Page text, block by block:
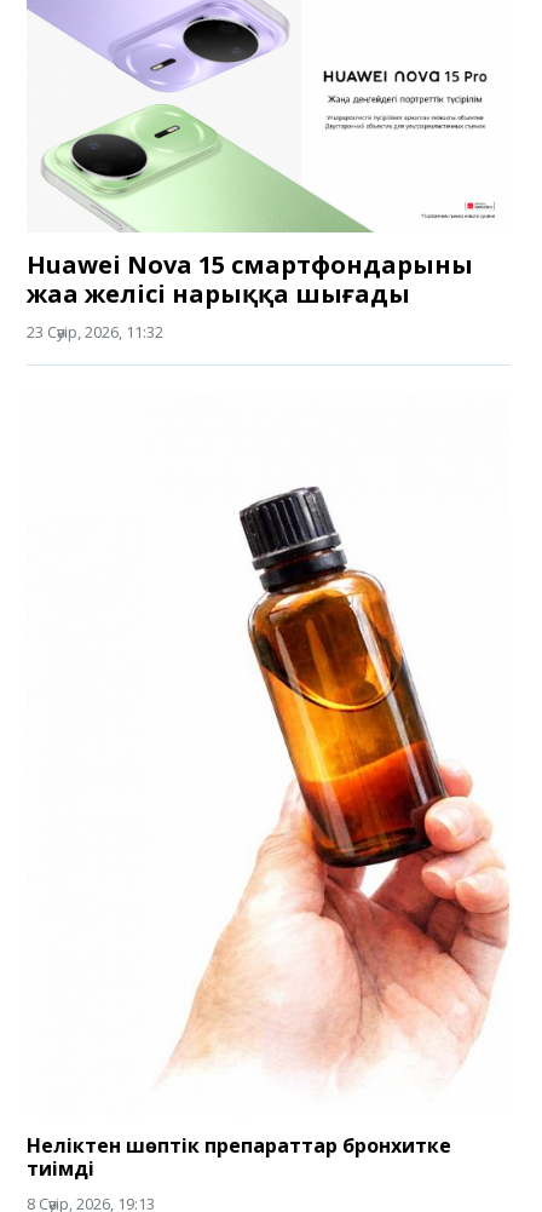
Huawei Nova 15 смартфондарының
жаңа желісі нарыққа шығады
23 Сәуір, 2026, 11:32
Неліктен шөптік препараттар бронхитке
тиімді
8 Сәуір, 2026, 19:13